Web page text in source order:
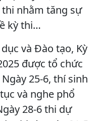
nhằm tăng sự
kỳ thi…
và Đào tạo, Kỳ
được tổ chức
25-6, thí sinh
và nghe phổ
28-6 thi dự